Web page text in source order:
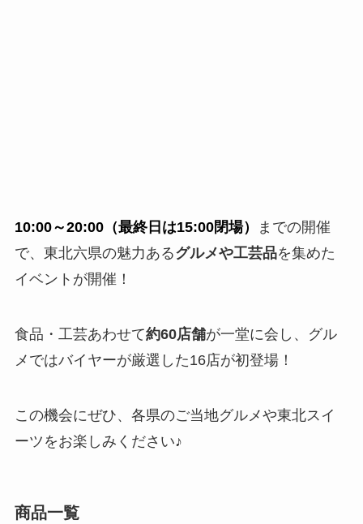
10:00～20:00（最終日は15:00閉場）
までの開催
で、東北六県の魅力あるグルメや工芸品を集めた
イベントが開催！
食品・工芸あわせて約60店舗が一堂に会し、グル
メではバイヤーが厳選した16店が初登場！
この機会にぜひ、各県のご当地グルメや東北スイ
ーツをお楽しみください♪
商品一覧